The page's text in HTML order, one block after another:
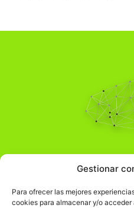
Gestionar
Para ofrecer las mejores
cookies para almacenar y/o
Comprender el